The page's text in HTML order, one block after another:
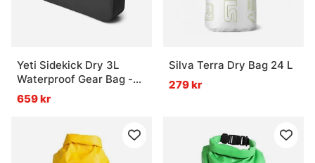
Yeti Sidekick Dry 3L
Waterproof Gear Bag -
Charcoal
659 kr
Silva Terra Dry Bag 24 L
279 kr